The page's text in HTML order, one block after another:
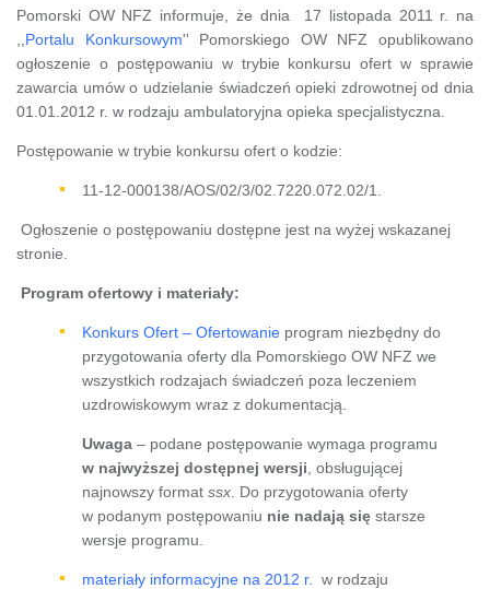
Pomorski OW NFZ informuje, że dnia 17 listopada 2011 r. na
Portalu Konkursowym'' Pomorskiego OW NFZ opublikowano
ogłoszenie o postępowaniu w trybie konkursu ofert w sprawie
zawarcia umów o udzielanie świadczeń opieki zdrowotnej od dnia
01.01.2012 r. w rodzaju ambulatoryjna opieka specjalistyczna.
Postępowanie w trybie konkursu ofert o kodzie:
11-12-000138/AOS/02/3/02.7220.072.02/1.
Ogłoszenie o postępowaniu dostępne jest na wyżej wskazanej
stronie.
Program ofertowy i materiały:
Konkurs Ofert – Ofertowanie program niezbędny do
przygotowania oferty dla Pomorskiego OW NFZ we
wszystkich rodzajach świadczeń poza leczeniem
uzdrowiskowym wraz z dokumentacją.
Uwaga – podane postępowanie wymaga programu
w najwyższej dostępnej wersji , obsługującej
najnowszy format ssx . Do przygotowania oferty
w podanym postępowaniu nie nadają się starsze
wersje programu.
materiały informacyjne na 2012 r.
w rodzaju